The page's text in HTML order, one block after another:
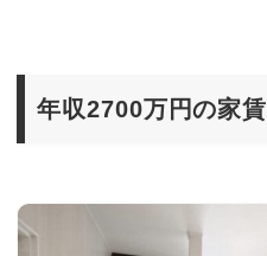
年収2700万円の家賃